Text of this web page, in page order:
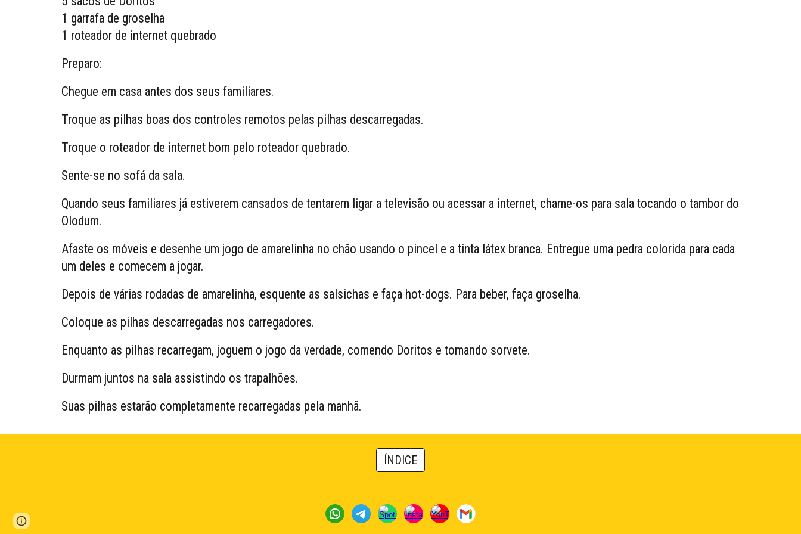
1 garrafa de groselha
1 roteador de internet quebrado
Preparo:
Chegue em casa antes dos seus familiares.
Troque as pilhas boas dos controles remotos pelas pilhas descarregadas.
Troque o roteador de internet bom pelo roteador quebrado.
Sente-se no sofá da sala.
Quando seus familiares já estiverem cansados de tentarem ligar a televisão ou acessar a internet, chame-os para sala tocando o tambor do
Olodum.
Afaste os móveis e desenhe um jogo de amarelinha no chão usando o pincel e a tinta látex branca. Entregue uma pedra colorida para cada
um deles e comecem a jogar.
Depois de várias rodadas de amarelinha, esquente as salsichas e faça hot-dogs. Para beber, faça groselha.
Coloque as pilhas descarregadas nos carregadores.
Enquanto as pilhas recarregam, joguem o jogo da verdade, comendo Doritos e tomando sorvete.
Durmam juntos na sala assistindo os trapalhões.
Suas pilhas estarão completamente recarregadas pela manhã.
ÍNDICE